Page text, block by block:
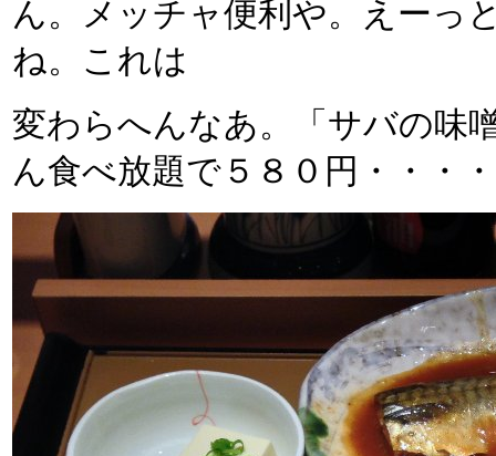
ん。メッチャ便利や。えーっ
ね。これは
変わらへんなあ。「サバの味
ん食べ放題で５８０円・・・